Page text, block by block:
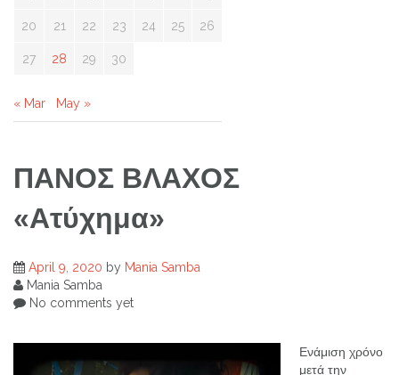
20 21 22 23 24 25 26
27 28 29 30
« Mar May »
ΠΑΝΟΣ ΒΛΑΧΟΣ
«Ατύχημα»
April 9, 2020 by Mania Samba
Mania Samba
No comments yet
Ενάμιση χρόνο
μετά την